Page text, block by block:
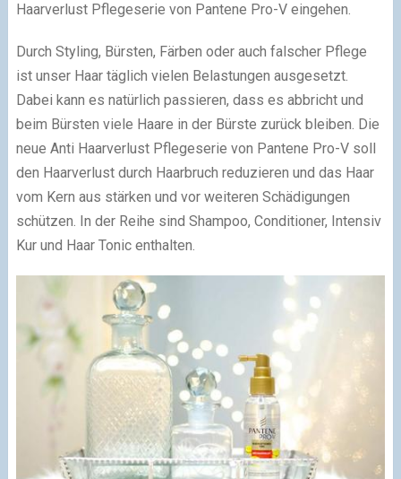
Haarverlust Pflegeserie von Pantene Pro-V eingehen.
Durch Styling, Bürsten, Färben oder auch falscher Pflege
ist unser Haar täglich vielen Belastungen ausgesetzt.
Dabei kann es natürlich passieren, dass es abbricht und
beim Bürsten viele Haare in der Bürste zurück bleiben. Die
neue Anti Haarverlust Pflegeserie von Pantene Pro-V soll
den Haarverlust durch Haarbruch reduzieren und das Haar
vom Kern aus stärken und vor weiteren Schädigungen
schützen. In der Reihe sind Shampoo, Conditioner, Intensiv
Kur und Haar Tonic enthalten.